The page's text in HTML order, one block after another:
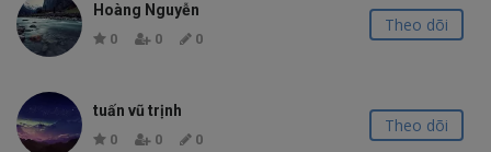
Hoàng Nguyễn
0 0 0
Theo dõi
tuấn vũ trịnh
0 0 0
Theo dõi